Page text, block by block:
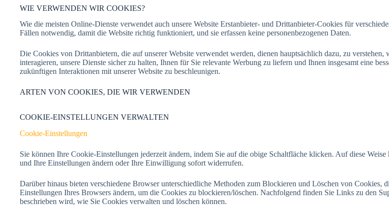
WIE VERWENDEN WIR COOKIES?
Wie die meisten Online-Dienste verwendet auch unsere Website Erstanbieter- und Drittanbieter-Cookies für
Fällen notwendig, damit die Website richtig funktioniert, und sie erfassen keine personenbezogenen Daten.
Die Cookies von Drittanbietern, die auf unserer Website verwendet werden, dienen hauptsächlich dazu, zu
interagieren, unsere Dienste sicher zu halten, Ihnen für Sie relevante Werbung zu liefern und Ihnen insgesamt eine
zukünftigen Interaktionen mit unserer Website zu beschleunigen.
ARTEN VON COOKIES, DIE WIR VERWENDEN
COOKIE-EINSTELLUNGEN VERWALTEN
Cookie-Einstellungen
Sie können Ihre Cookie-Einstellungen jederzeit ändern, indem Sie auf die obige Schaltfläche klicken. Auf diese
und Ihre Einstellungen ändern oder Ihre Einwilligung sofort widerrufen.
Darüber hinaus bieten verschiedene Browser unterschiedliche Methoden zum Blockieren und Löschen von Cookies,
Einstellungen Ihres Browsers ändern, um die Cookies zu blockieren/löschen. Nachfolgend finden Sie Links zu den
beschrieben wird, wie Sie Cookies verwalten und löschen können.